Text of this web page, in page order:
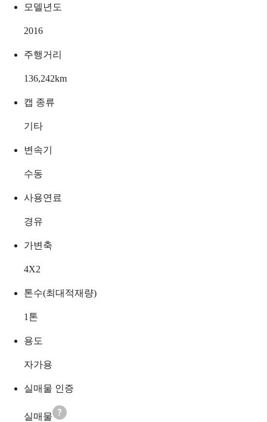
모델년도
2016
주행거리
136,242km
캡 종류
기타
변속기
수동
사용연료
경유
가변축
4X2
톤수(최대적재량)
1 톤
용도
자가용
실매물 인증
실매물